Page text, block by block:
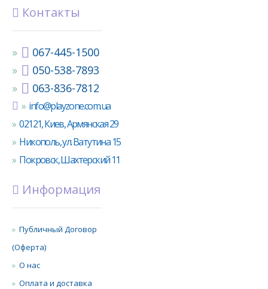
Контакты
067-445-1500
050-538-7893
063-836-7812
info@playzone.com.ua
02121, Киев, Армянская 29
Никополь, ул. Ватутина 15
Покровск, Шахтерский 11
Информация
Публичный Договор
(Оферта)
О нас
Оплата и доставка